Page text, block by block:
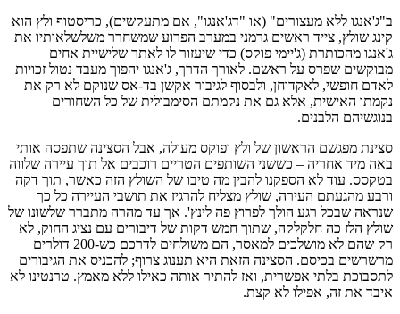
ב"ג'אנגו ללא מעצורים" (או "דג'אנגו", אם מתעקשים), כריסטוף ולץ הוא
קינג שולץ, צייד ראשים גרמני במערב הפרוע שמשחרר משלשלאותיו את
ג'אנגו מהכותרת (ג'יימי פוקס) כדי שיעזור לו לאתר שלישיית אחים
מבוקשים שפרס על ראשם. לאורך הדרך, ג'אנגו יהפוך מעבד נטול זכויות
לאדם חופשי, לאקדוחן, ולבסוף לגיבור אקשן בד-אס שנוקם לא רק את
נקמתו האישית, אלא גם את נקמתם הסימבולית של כל השחורים
בנוגשיהם הלבנים.
סצינת מפגשם הראשון של ולץ ופוקס מעולה, אבל הסצינה שתפסה אותי
באה מיד אחריה – כששני השותפים הטריים רוכבים אל תוך עיירה שלווה
בטקסס. עוד לא הספקנו להבין מה טיבו של השולץ הזה כאשר, תוך דקה
ורבע מהגעתם העירה, שולץ מצליח להרגיז את תושבי העיירה כל כך
שנראה שבכל רגע הולך לפרוץ פה לינץ'. אך עד מהרה מתברר שלשונו של
שולץ הלז כה חלקלקה, שתוך חמש דקות של דיבורים עם נציג החוק, לא
רק שהם לא מושלכים למאסר, הם משולחים לדרכם כש-200 דולרים
מרשרשים בכיסם. הסצינה הזאת היא תענוג צרוף; להכניס את הגיבורים
לתסבוכת בלתי אפשרית, ואז להתיר אותה כאילו ללא מאמץ. טרנטינו לא
איבד את זה, אפילו לא קצת.